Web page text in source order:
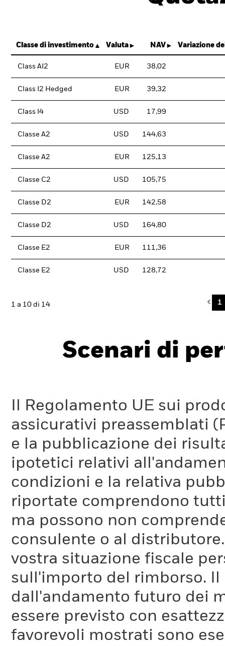
Classe di investimento Valuta NAV Variazione
Class AI2 EUR 38,02
Class I2 Hedged EUR 39,32
Class I4 USD 17,99
Classe A2 USD 144,63
Classe A2 EUR 125,13
Classe C2 USD 105,75
Classe D2 EUR 142,58
Classe D2 USD 164,80
Classe E2 EUR 111,36
Classe E2 USD 128,72
1 a 10 di 14 1
Scenari di
Il Regolamento UE sui
assicurativi preassemblati
e la pubblicazione dei
ipotetici relativi
condizioni e la relativa
riportate comprendono
ma possono non
consulente o al
vostra situazione fiscale
sull'importo del rimborso.
dall'andamento futuro dei
essere previsto con
favorevoli mostrati sono